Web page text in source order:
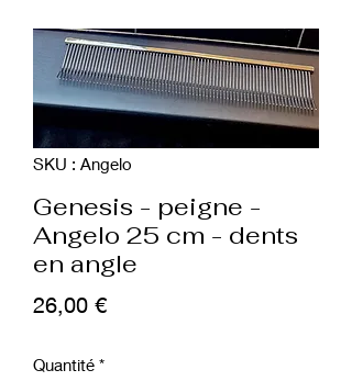
SKU : Angelo
Genesis - peigne -
Angelo 25 cm - dents
en angle
26,00 €Prix
Quantité *